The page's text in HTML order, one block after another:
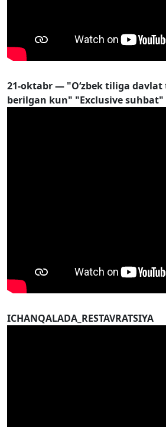
21-oktabr — "O‘zbek tiliga
berilgan kun" "Exclusive
ICHANQALADA_RESTAVRATSIYA